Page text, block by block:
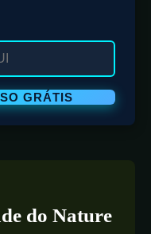
do Nature